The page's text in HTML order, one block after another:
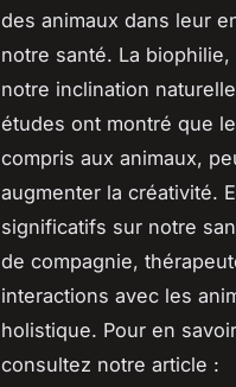
des animaux dans leur
notre santé. La
notre inclination
études ont montré que
compris aux animaux,
augmenter la créativité.
significatifs sur notre
de compagnie,
interactions avec les
holistique. Pour en
consultez notre article :